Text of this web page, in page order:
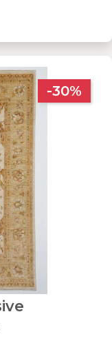
-30%